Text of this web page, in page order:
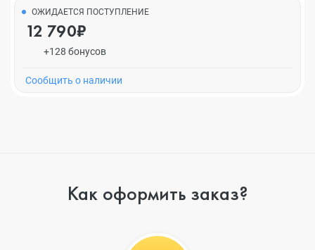
ОЖИДАЕТСЯ ПОСТУПЛЕНИЕ
12 790₽
+128 бонусов
Cообщить о наличии
Как оформить заказ?